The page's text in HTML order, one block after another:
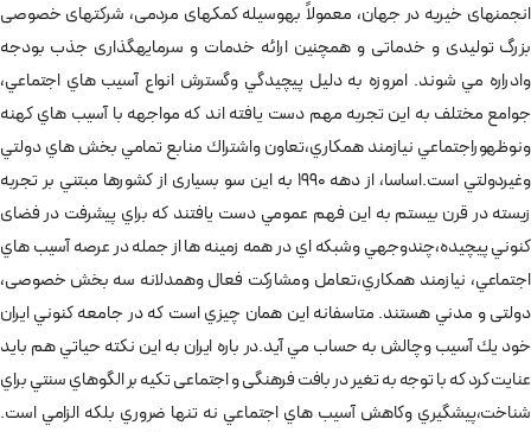
انجمن­های خیریه در جهان، معمولاً به­وسیله کمک­های مردمی، شرکت­های خصوصی
بزرگ تولیدی و خدماتی و همچنین ارائه خدمات و سرمایه­گذاری جذب بودجه
وادراره مي شوند. امروزه به دليل پيچيدگي وگسترش انواع آسيب هاي اجتماعي،
جوامع مختلف به اين تجربه مهم دست يافته اند كه مواجهه با آسيب هاي كهنه
ونوظهوراجتماعي نيازمند همكاري،تعاون واشتراك منابع تمامي بخش هاي دولتي
وغيردولتي است.اساسا، از دهه 1990 به اين سو بسیاری از کشورها مبتني بر تجربه
زيسته در قرن بيستم به اين فهم عمومي دست يافتند كه براي پيشرفت در فضای
كنوني پيچيده،چندوجهي وشبكه اي در همه زمينه ها از جمله در عرصه آسيب هاي
اجتماعي، نيازمند همكاري،تعامل ومشاركت فعال وهمدلانه سه بخش خصوصی،
دولتی و مدني هستند. متاسفانه اين همان چيزي است كه در جامعه كنوني ايران
خود يك آسيب وچالش به حساب مي آيد.در باره ايران به اين نكته حياتي هم بايد
عنايت كرد كه با توجه به تغیر در بافت فرهنگی و اجتماعی تكيه بر الگوهاي سنتي براي
شناخت،پيشگيري وكاهش آسيب هاي اجتماعي نه تنها ضروري بلكه الزامي است.